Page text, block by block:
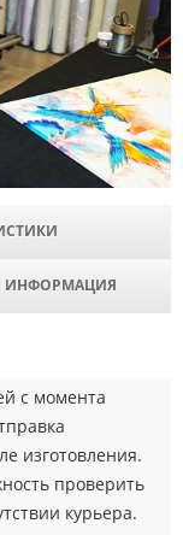
ИНФОРМАЦИЯ
с момента
изготовления.
проверить
курьера.